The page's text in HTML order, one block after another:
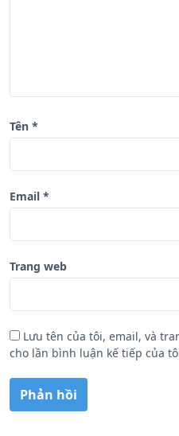
Tên *
Email *
Trang web
Lưu tên của tôi, email, và
cho lần bình luận kế tiếp của